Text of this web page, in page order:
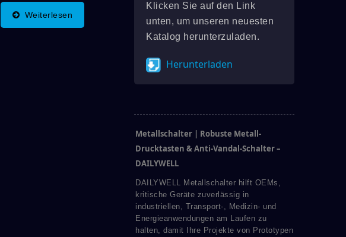
(Hochstrom-Anti-
Vandalenschalter)
Weiterlesen
Klicken Sie auf den Link
unten, um unseren neuesten
Katalog herunterzuladen.
Herunterladen
Metallschalter | Robuste Metall-
Drucktasten & Anti-Vandal-Schalter –
DAILYWELL
DAILYWELL Metallschalter hilft OEMs,
kritische Geräte zuverlässig in
industriellen, Transport-, Medizin- und
Energieanwendungen am Laufen zu
halten, damit Ihre Projekte von Prototypen